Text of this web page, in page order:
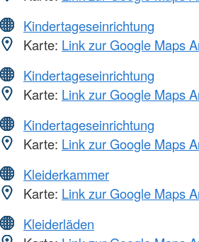
Kindertageseinrichtung
Karte: Link zur Google Maps
Kindertageseinrichtung
Karte: Link zur Google Maps
Kindertageseinrichtung
Karte: Link zur Google Maps
Kleiderkammer
Karte: Link zur Google Maps
Kleiderläden